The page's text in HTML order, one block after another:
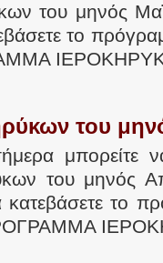
του μηνός
το
του
μπορείτε
του μηνός
το